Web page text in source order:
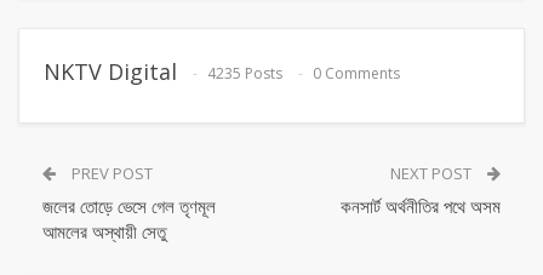
NKTV Digital 4235 Posts 0 Comments
PREV POST
জলের তোড়ে ভেসে গেল তৃণমূল
আমলের অস্থায়ী সেতু
NEXT POST
কনসার্ট অর্থনীতির পথে অসম